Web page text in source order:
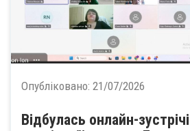
Опубліковано: 21/07/2026
Відбулась онлайн-